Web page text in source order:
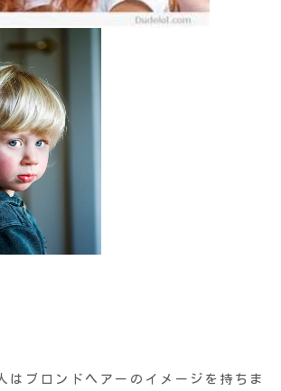
ブロンドヘアーのイメージを持ちま